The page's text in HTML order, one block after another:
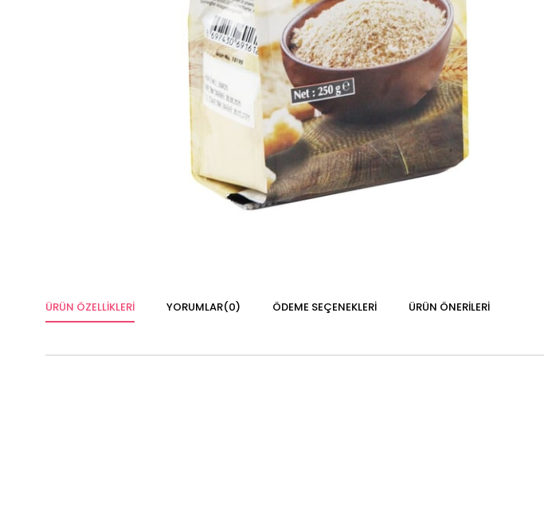
ÜRÜN ÖZELLIKLERI YORUMLAR(0) ÖDEME SEÇENEKLERI ÜRÜN ÖNERILERI